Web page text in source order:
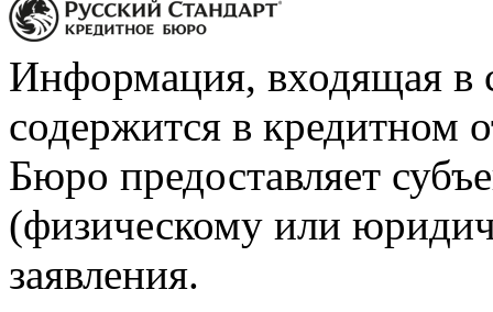
Информация, входящая в
содержится в кредитном
Бюро предоставляет
(физическому или
заявления.